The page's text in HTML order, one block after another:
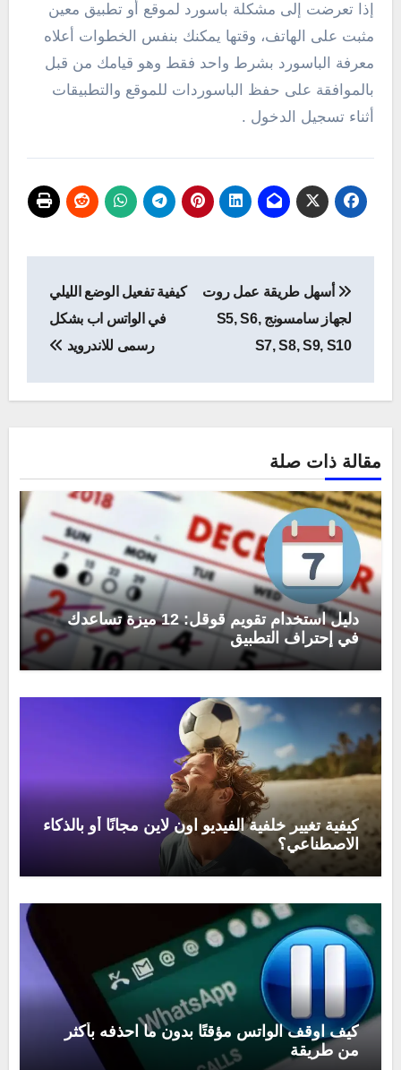
إذا تعرضت إلى مشكلة باسورد لموقع أو تطبيق معين
مثبت على الهاتف، وقتها يمكنك بنفس الخطوات أعلاه
معرفة الباسورد بشرط واحد فقط وهو قيامك من قبل
بالموافقة على حفظ الباسوردات للموقع والتطبيقات
أثناء تسجيل الدخول .
تصفّح
المقالات
أسهل طريقة عمل روت
لجهاز سامسونج S5, S6,
S7, S8, S9, S10
كيفية تفعيل الوضع الليلي
في الواتس اب بشكل
رسمى للاندرويد
مقالة ذات صلة
دليل استخدام تقويم قوقل: 12 ميزة تساعدك
في إحتراف التطبيق
كيفية تغيير خلفية الفيديو اون لاين مجانًا أو بالذكاء
الاصطناعي؟
كيف اوقف الواتس مؤقتًا بدون ما احذفه بأكثر
من طريقة